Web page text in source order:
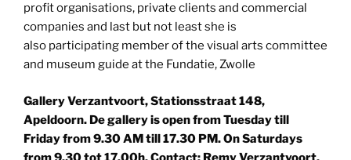
profit organisations, private clients and commercial
companies and last but not least she is
also participating member of the visual arts committee
and museum guide at the Fundatie, Zwolle
Gallery Verzantvoort, Stationsstraat 148,
Apeldoorn. De gallery is open from Tuesday till
Friday from 9.30 AM till 17.30 PM. On Saturdays